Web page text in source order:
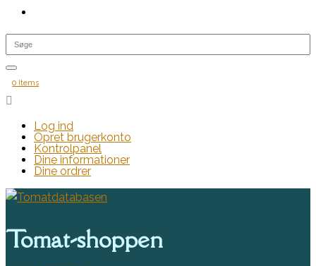
0 Items

Log ind
Opret brugerkonto
Kontrolpanel
Dine informationer
Dine ordrer
Tomat-shoppen